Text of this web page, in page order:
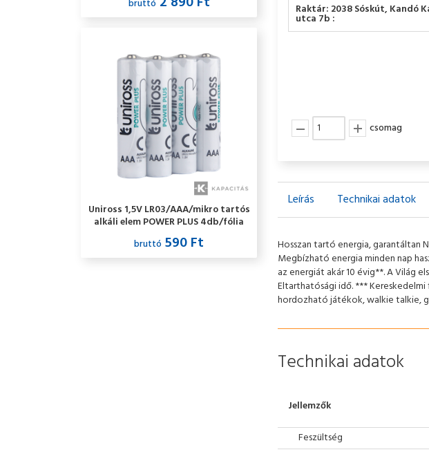
bruttó
Uniross 1,5V LR03/AAA/mikro tartós
alkáli elem POWER PLUS 4db/fólia
bruttó 590 Ft
Raktár: 2038 Sóskút, Kandó
utca 7b :
csomag
Leírás Technikai adatok
Hosszan tartó energia, garantáltan
Megbízható energia minden nap
az energiát akár 10 évig**. A Világ
Eltarthatósági idő. ***
hordozható játékok, walkie talkie,
Technikai adatok
Jellemzők
Feszültség